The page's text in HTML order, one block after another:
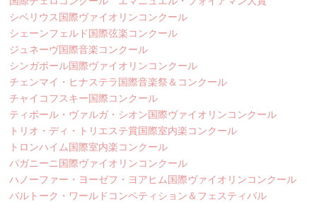
シベリウス国際ヴァイオリンコンクール
シェーンフェルド国際弦楽コンクール
ジュネーヴ国際音楽コンクール
シンガポール国際ヴァイオリンコンクール
チェンマイ・ヒナステラ国際音楽祭＆コンクール
チャイコフスキー国際コンクール
ティボール・ヴァルガ・シオン国際ヴァイオリンコンクール
トリオ・ディ・トリエステ賞国際室内楽コンクール
トロンハイム国際室内楽コンクール
パガニーニ国際ヴァイオリンコンクール
ハノーファー・ヨーゼフ・ヨアヒム国際ヴァイオリンコンクール
バルトーク・ワールドコンペティション＆フェスティバル